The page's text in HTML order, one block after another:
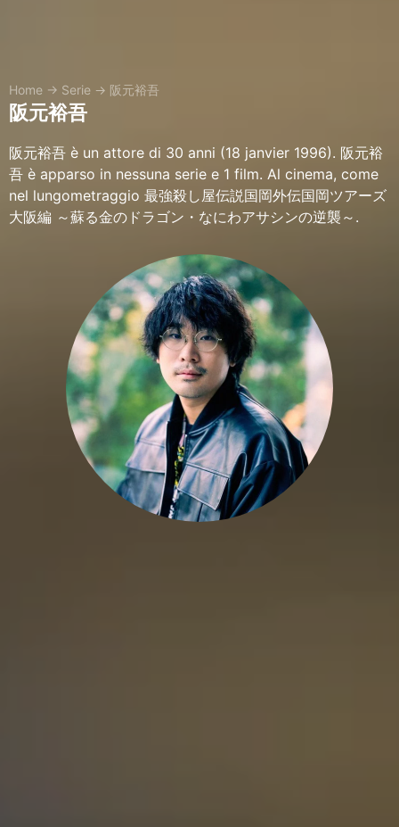
Home → Serie → 阪元裕吾
阪元裕吾
阪元裕吾 è un attore di 30 anni (18 janvier 1996). 阪元裕
吾 è apparso in nessuna serie e 1 film. Al cinema, come
nel lungometraggio 最強殺し屋伝説国岡外伝国岡ツアーズ
大阪編 ～蘇る金のドラゴン・なにわアサシンの逆襲～.